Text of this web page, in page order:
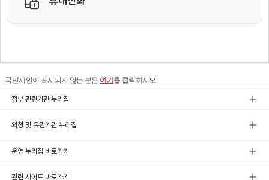
국민제안이 표시되지 않는 분은 여기 를 클릭하시오.
정부 관련기관 누리집
외청 및 유관기관 누리집
운영 누리집 바로가기
관련 사이트 바로가기